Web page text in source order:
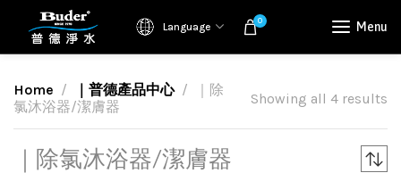
Language 0 Menu
Home ｜普德產品中心
｜除
氯沐浴器/潔膚器
Showing all 4 results
｜除氯沐浴器/潔膚器